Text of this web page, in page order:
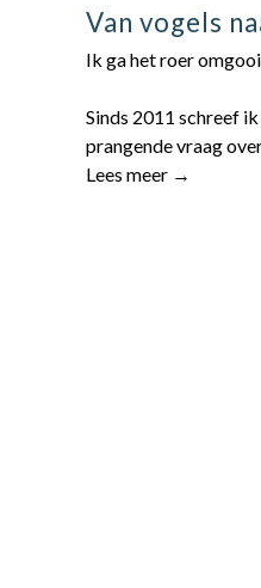
Van vogels
Ik ga het roer
Sinds 2011 schreef
prangende vraag
Lees meer →